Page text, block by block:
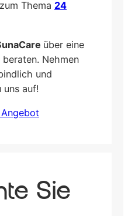
Thema 24
über eine
Nehmen
und
auf!
Sie